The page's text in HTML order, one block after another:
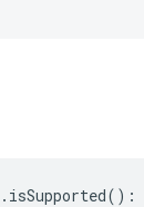
. isSupported() :